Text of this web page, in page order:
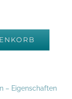
– Eigenschaften